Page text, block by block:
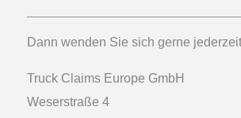
Dann wenden Sie sich gerne
Truck Claims Europe GmbH
Weserstraße 4